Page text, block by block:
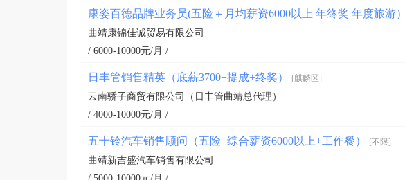
康姿百德品牌业务员(五险＋月均薪资6000以上 年终奖 年度旅游）
曲靖康锦佳诚贸易有限公司
/ 6000-10000元/月 /
日丰管销售精英（底薪3700+提成+终奖） [麒麟区]
云南骄子商贸有限公司（日丰管曲靖总代理）
/ 4000-10000元/月 /
五十铃汽车销售顾问（五险+综合薪资6000以上+工作餐） [不限]
曲靖新吉盛汽车销售有限公司